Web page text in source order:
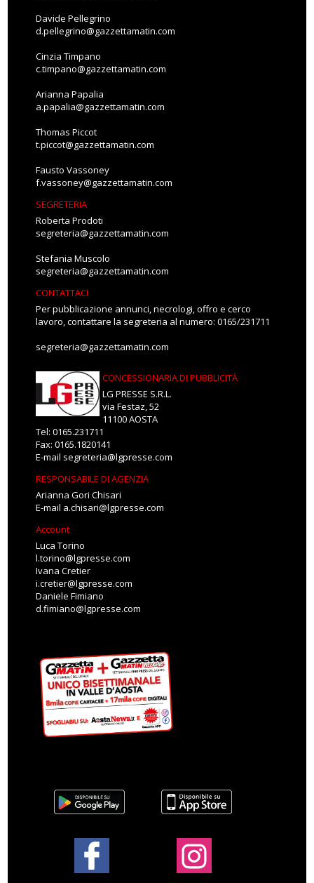
Davide Pellegrino
d.pellegrino@gazzettamatin.com
Cinzia Timpano
c.timpano@gazzettamatin.com
Arianna Papalia
a.papalia@gazzettamatin.com
Thomas Piccot
t.piccot@gazzettamatin.com
Fausto Vassoney
f.vassoney@gazzettamatin.com
SEGRETERIA
Roberta Prodoti
segreteria@gazzettamatin.com
Stefania Muscolo
segreteria@gazzettamatin.com
CONTATTACI
Per pubblicazione annunci, necrologi, offro e cerco
lavoro, contattare la segreteria al numero: 0165/231711
segreteria@gazzettamatin.com
CONCESSIONARIA DI PUBBLICITÀ
LG PRESSE S.R.L.
via Festaz, 52
11100 AOSTA
Tel: 0165.231711
Fax: 0165.1820141
E-mail segreteria@lgpresse.com
RESPONSABILE DI AGENZIA
Arianna Gori Chisari
E-mail a.chisari@lgpresse.com
Account
Luca Torino
l.torino@lgpresse.com
Ivana Cretier
i.cretier@lgpresse.com
Daniele Fimiano
d.fimiano@lgpresse.com